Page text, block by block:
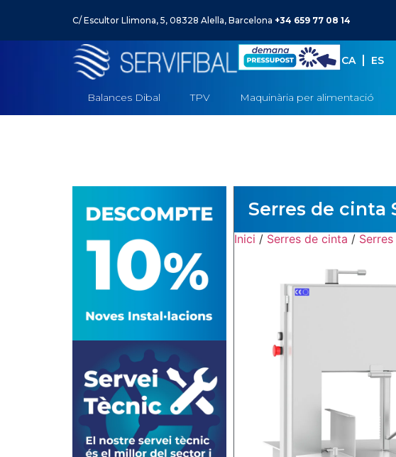
C/ Escultor Llimona, 5, 08328 Alella, Barcelona +34 659 77 08 14
CA ES
Balances Dibal TPV Maquinària per alimentació
Serres de cinta
Inici / Serres de cinta /